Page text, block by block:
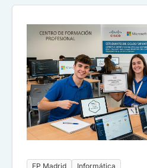
FP Madrid Informática